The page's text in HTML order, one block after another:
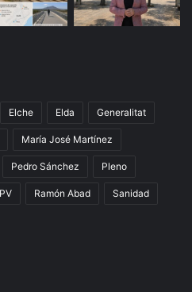
Elche Elda Generalitat
María José Martínez
Pedro Sánchez Pleno
Ramón Abad Sanidad